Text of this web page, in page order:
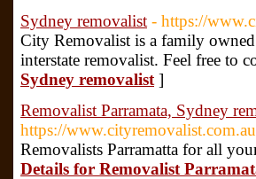
Sydney removalist - https://
City Removalist is a family
interstate removalist. Feel free to
Sydney removalist ]
Removalist Parramata, Sydney
https://
Removalists Parramatta for all
Details for Removalist